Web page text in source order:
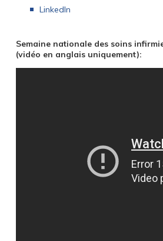
LinkedIn
Semaine nationale des soins
(vidéo en anglais uniquement):